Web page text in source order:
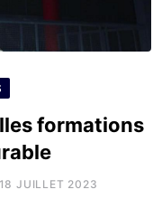
formations
18 JUILLET 2023